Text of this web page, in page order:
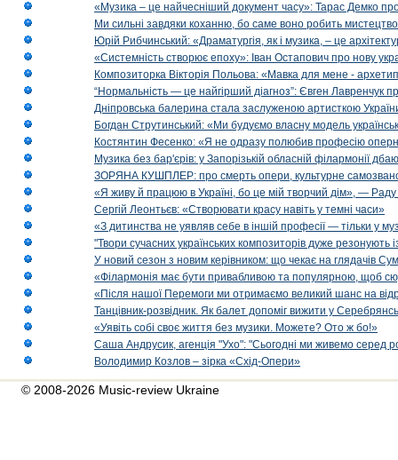
«Музика – це найчесніший документ часу»: Тарас Демко
Ми сильні завдяки коханню, бо саме воно робить
Юрій Рибчинський: «Драматургія, як і музика, – це
«Системність створює епоху»: Іван Остапович про нову
Композиторка Вікторія Польова: «Мавка для мене -
“Нормальність — це найгірший діагноз”: Євген Лавренчук
Дніпровська балерина стала заслуженою артисткою
Богдан Струтинський: «Ми будуємо власну модель
Костянтин Фесенко: «Я не одразу полюбив професію
Музика без бар'єрів: у Запорізькій обласній філармонії
ЗОРЯНА КУШПЛЕР: про смерть опери, культурне
«Я живу й працюю в Україні, бо це мій творчий дім», — Раду
Сергій Леонтьєв: «Створювати красу навіть у темні часи»
«З дитинства не уявляв себе в іншій професії — тільки у
"Твори сучасних українських композиторів дуже резонують
У новий сезон з новим керівником: що чекає на глядачів
«Філармонія має бути привабливою та популярною, щоб
«Після нашої Перемоги ми отримаємо великий шанс на
Танцівник-розвідник. Як балет допоміг вижити у
«Уявіть собі своє життя без музики. Можете? Ото ж бо!»
Саша Андрусик, агенція "Ухо": "Сьогодні ми живемо серед
Володимир Козлов – зірка «Схід-Опери»
© 2008-2026 Music-review Ukraine